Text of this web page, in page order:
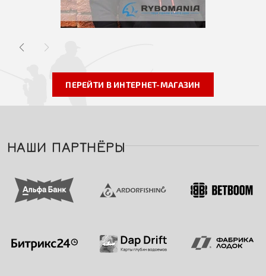
ПЕРЕЙТИ В ИНТЕРНЕТ-МАГАЗИН
НАШИ ПАРТНЁРЫ